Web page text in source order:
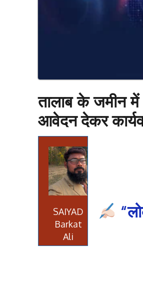
तालाब के जमीन
आवेदन देकर
SAIYAD
Barkat
Ali